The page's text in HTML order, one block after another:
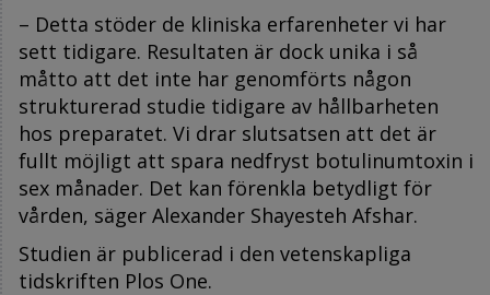
– Detta stöder de kliniska erfarenheter vi har
sett tidigare. Resultaten är dock unika i så
måtto att det inte har genomförts någon
strukturerad studie tidigare av hållbarheten
hos preparatet. Vi drar slutsatsen att det är
fullt möjligt att spara nedfryst botulinumtoxin i
sex månader. Det kan förenkla betydligt för
vården, säger Alexander Shayesteh Afshar.
Studien är publicerad i den vetenskapliga
tidskriften Plos One.